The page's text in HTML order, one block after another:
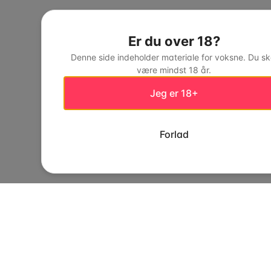
Er du over 18?
Denne side indeholder materiale for voksne. Du
være mindst 18 år.
Jeg er 18+
Forlad